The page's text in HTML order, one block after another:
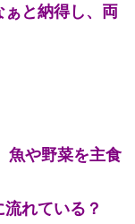
と納得し、両
魚や野菜を主食
れている？